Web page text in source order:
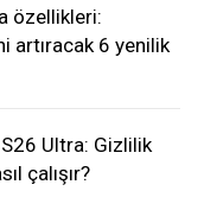
özellikleri:
artıracak 6 yenilik
Ultra: Gizlilik
çalışır?